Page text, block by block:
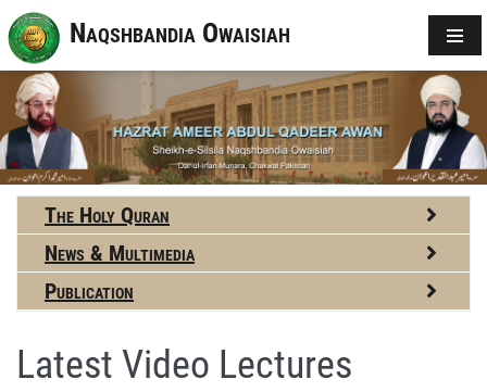
Naqshbandia Owaisiah
The Holy Quran
News & Multimedia
Publication
Latest Video Lectures